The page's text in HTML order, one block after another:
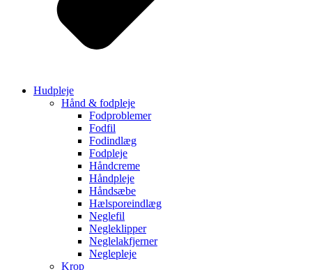
Hudpleje
Hånd & fodpleje
Fodproblemer
Fodfil
Fodindlæg
Fodpleje
Håndcreme
Håndpleje
Håndsæbe
Hælsporeindlæg
Neglefil
Negleklipper
Neglelakfjerner
Neglepleje
Krop